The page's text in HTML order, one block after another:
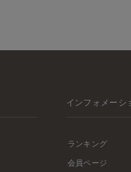
インフォメーシ
ランキング
会員ページ